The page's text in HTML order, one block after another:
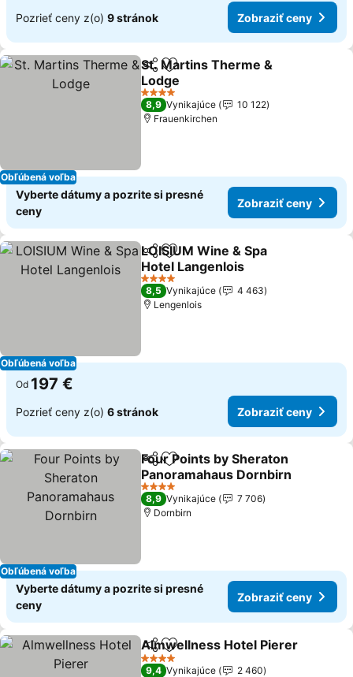
Pozrieť ceny z(o) 9 stránok Zobraziť ceny
Obľúbená voľba
ZdieľaťPridať do obľúbených
St. Martins Therme &
Lodge
4 Počet hviezdičiek
8,9 Vynikajúce
10 122
Frauenkirchen
Vyberte dátumy a pozrite si presné
ceny
Zobraziť ceny
Obľúbená voľba
ZdieľaťPridať do obľúbených
LOISIUM Wine & Spa
Hotel Langenlois
4 Počet hviezdičiek
8,5 Vynikajúce
4 463
Lengenlois
Od 197 €
Pozrieť ceny z(o) 6 stránok Zobraziť ceny
Obľúbená voľba
ZdieľaťPridať do obľúbených
Four Points by Sheraton
Panoramahaus Dornbirn
4 Počet hviezdičiek
8,9 Vynikajúce
7 706
Dornbirn
Vyberte dátumy a pozrite si presné
ceny
Zobraziť ceny
ZdieľaťPridať do obľúbených
Almwellness Hotel Pierer
4 Počet hviezdičiek
9,4 Vynikajúce
2 460